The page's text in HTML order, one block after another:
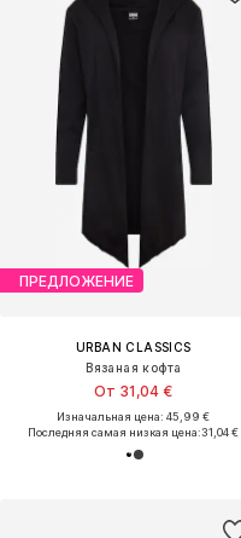
ПРЕДЛОЖЕНИЕ
URBAN CLASSICS
Вязаная кофта
От 31,04 €
Изначальная цена: 45,99 €
Последняя самая низкая цена:31,04 €